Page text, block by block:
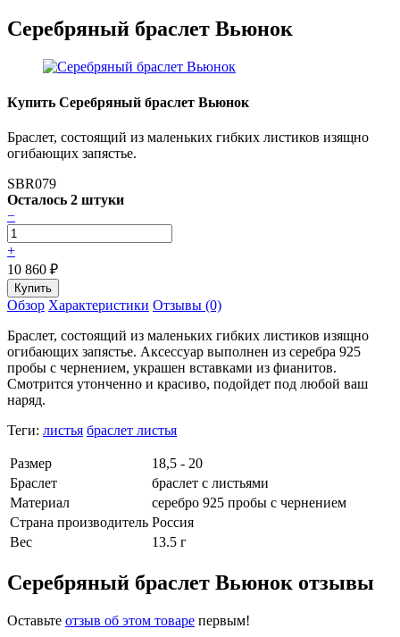
Серебряный браслет Вьюнок
Купить Серебряный браслет Вьюнок
Браслет, состоящий из маленьких гибких листиков изящно
огибающих запястье.
SBR079
Осталось 2 штуки
−
+
10 860 ₽
Обзор Характеристики Отзывы (0)
Браслет, состоящий из маленьких гибких листиков изящно
огибающих запястье. Аксессуар выполнен из серебра 925
пробы с чернением, украшен вставками из фианитов.
Смотрится утонченно и красиво, подойдет под любой ваш
наряд.
Теги: листья браслет листья
Размер
18,5 - 20
Браслет
браслет с листьями
Материал
серебро 925 пробы с чернением
Страна производитель Россия
Вес
13.5 г
Серебряный браслет Вьюнок отзывы
Оставьте отзыв об этом товаре первым!